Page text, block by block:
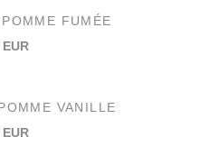
FUMÉE
VANILLE